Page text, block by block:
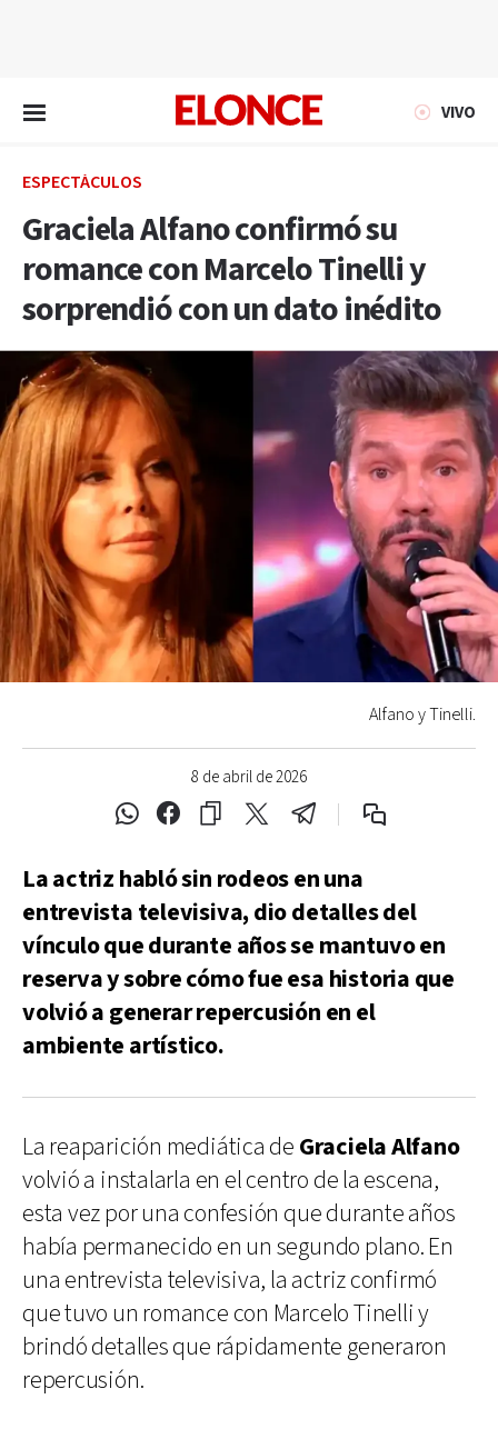
VIVO
ESPECTÁCULOS
Graciela Alfano confirmó su
romance con Marcelo Tinelli y
sorprendió con un dato inédito
8 de abril de 2026
Alfano y Tinelli.
La actriz habló sin rodeos en una
entrevista televisiva, dio detalles del
vínculo que durante años se mantuvo en
reserva y sobre cómo fue esa historia que
volvió a generar repercusión en el
ambiente artístico.
La reaparición mediática de Graciela Alfano
volvió a instalarla en el centro de la escena,
esta vez por una confesión que durante años
había permanecido en un segundo plano. En
una entrevista televisiva, la actriz confirmó
que tuvo un romance con Marcelo Tinelli y
brindó detalles que rápidamente generaron
repercusión.